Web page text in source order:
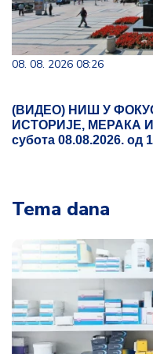
08. 08. 2026 08:26
(ВИДЕО) НИШ У
ИСТОРИЈЕ, МЕРАКА
субота 08.08.2026. од
Tema dana